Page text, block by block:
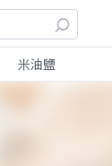
米油鹽